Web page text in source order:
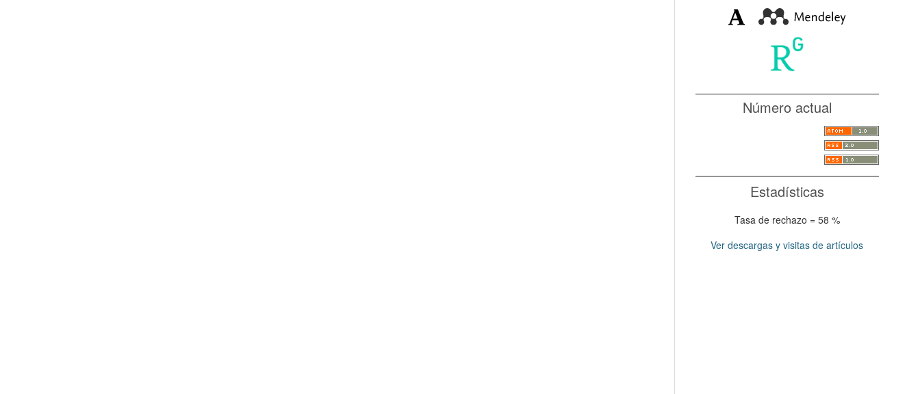
Número actual
Estadísticas
Tasa de rechazo = 58 %
Ver descargas y visitas de artículos